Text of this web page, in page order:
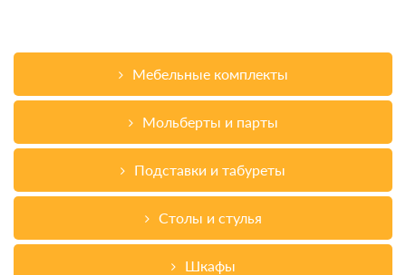
Мебельные комплекты
Мольберты и парты
Подставки и табуреты
Столы и стулья
Шкафы